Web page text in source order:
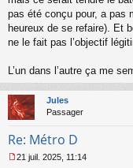
pas été conçu pour, a pas
heureux de se refaire). Et
ne le fait pas l’objectif
L’un dans l’autre ça me
Jules
Passager
Re: Métro D
21 juil. 2025, 11:14